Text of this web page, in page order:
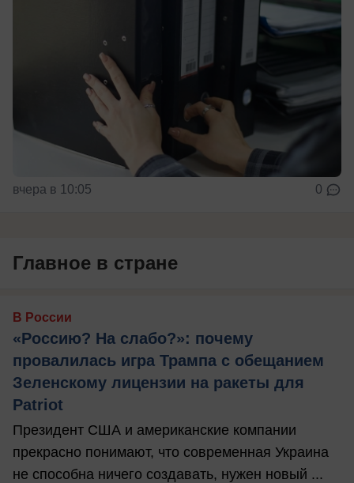
вчера в 10:05 0
Главное в стране
В России
«Россию? На слабо?»: почему
провалилась игра Трампа с обещанием
Зеленскому лицензии на ракеты для
Patriot
Президент США и американские компании
прекрасно понимают, что современная Украина
не способна ничего создавать, нужен новый ...